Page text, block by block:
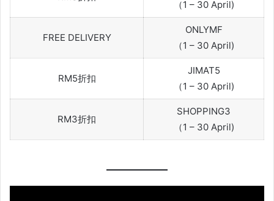
（1 – 30 April)
FREE DELIVERY
ONLYMF
（1 – 30 April)
RM5折扣
JIMAT5
（1 – 30 April)
RM3折扣
SHOPPING3
（1 – 30 April)